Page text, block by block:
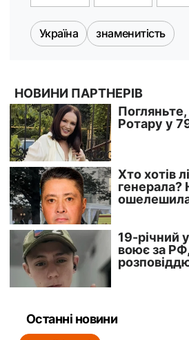
Україна знаменитість
Останні новини